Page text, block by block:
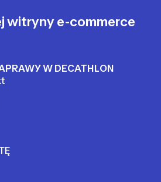
witryny e-commerce
W DECATHLON